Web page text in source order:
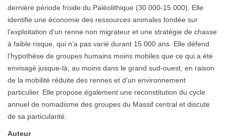
dernière période froide du Paléolithique (30 000-15 000). Elle
identifie une économie des ressources animales fondée sur
l’exploitation d’un renne non migrateur et une stratégie de chasse
à faible risque, qui n’a pas varié durant 15 000 ans. Elle défend
l’hypothèse de groupes humains moins mobiles que ce qui a été
envisagé jusque-là, au moins dans le grand sud-ouest, en raison
de la mobilité réduite des rennes et d’un environnement
particulier. Elle propose également une reconstitution du cycle
annuel de nomadisme des groupes du Massif central et discute
de sa particularité.
Auteur